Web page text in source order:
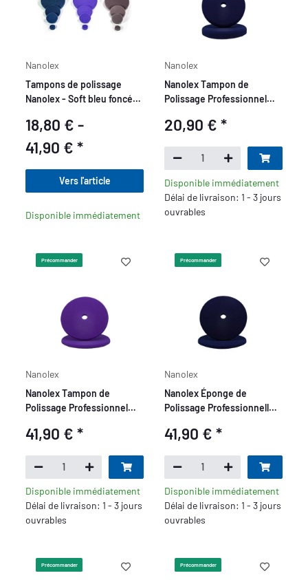
Nanolex
Tampons de polissage
Nanolex - Soft bleu foncé,
18,80 € -
41,90 €*
Vers l'article
Disponible immédiatement
Nanolex
Nanolex Tampon de
Polissage Professionnel
Doux, Bleu Foncé x2
20,90 € *
Disponible immédiatement
Délai de livraison: 1 - 3 jours
ouvrables
Précommander
Nanolex
Nanolex Tampon de
Polissage Professionnel
Medium, Violet x5
41,90 €*
Disponible immédiatement
Délai de livraison: 1 - 3 jours
ouvrables
Précommander
Nanolex
Nanolex Éponge de
Polissage Professionnelle
Bleu Foncé x5
41,90 € *
Disponible immédiatement
Délai de livraison: 1 - 3 jours
ouvrables
Précommander Précommander